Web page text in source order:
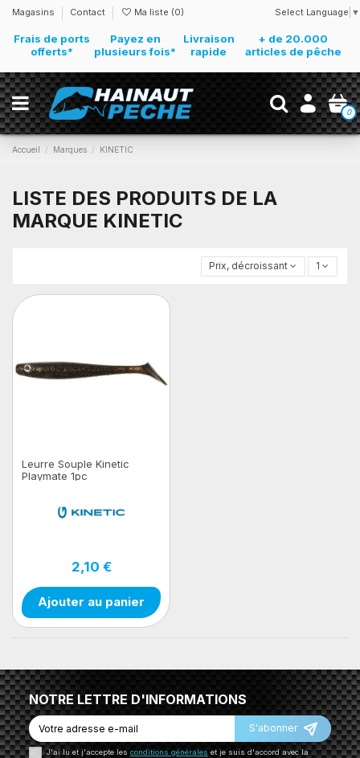
Magasins Contact Ma liste (0) Select Language ▼
Frais de ports
offerts*
Payez en
plusieurs fois*
Livraison
rapide
+ de 20.000
articles de pêche
0
Accueil Marques KINETIC
LISTE DES PRODUITS DE LA
MARQUE KINETIC
Prix, décroissant 1
Leurre Souple Kinetic
Playmate 1pc
2,10 €
Ajouter au panier
NOTRE LETTRE D'INFORMATIONS
S'abonner
J'ai lu et j'accepte les conditions générales et je suis d'accord avec la